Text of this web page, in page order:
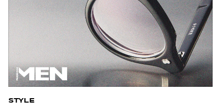
STYLE